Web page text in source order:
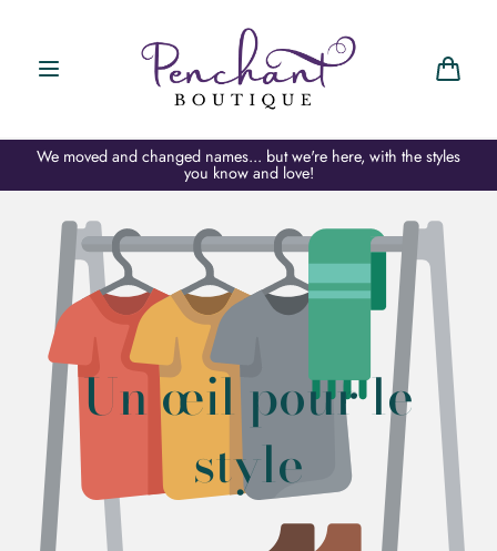
We moved and changed names... but we're here, with the styles
you know and love!
Un œil pour le
style